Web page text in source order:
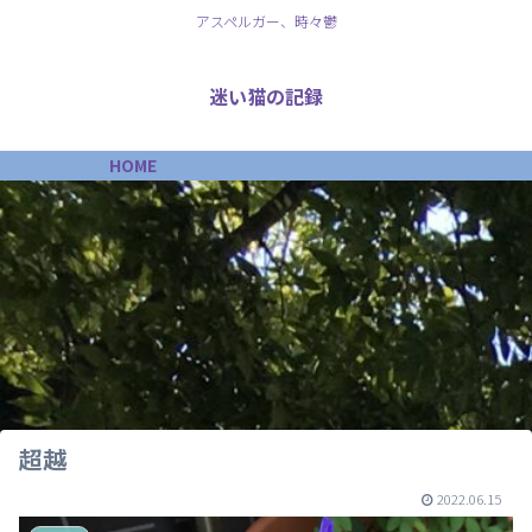
アスペルガー、時々鬱
迷い猫の記録
HOME
超越
2022.06.15